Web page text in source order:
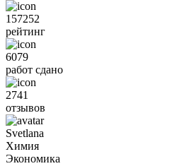
157252
рейтинг
6079
работ сдано
2741
отзывов
Svetlana
Химия
Экономика